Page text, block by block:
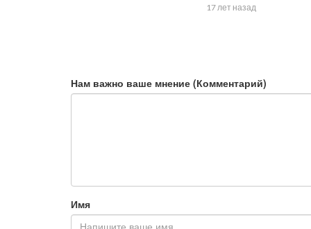
17 лет назад
Нам важно ваше мнение (Комментарий)
Имя